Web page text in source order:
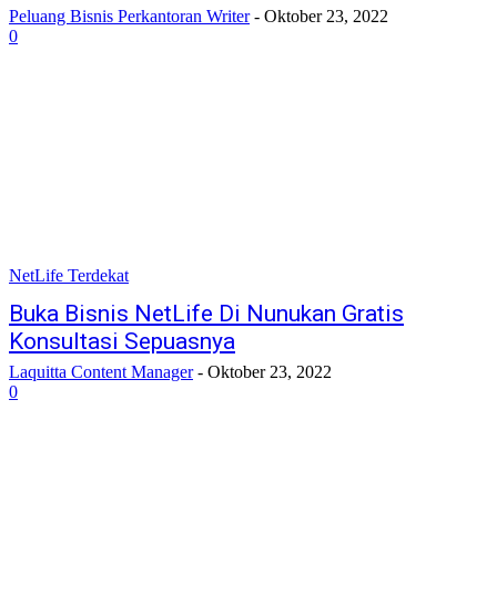
Peluang Bisnis Perkantoran Writer - Oktober 23, 2022
0
NetLife Terdekat
Buka Bisnis NetLife Di Nunukan Gratis
Konsultasi Sepuasnya
Laquitta Content Manager - Oktober 23, 2022
0